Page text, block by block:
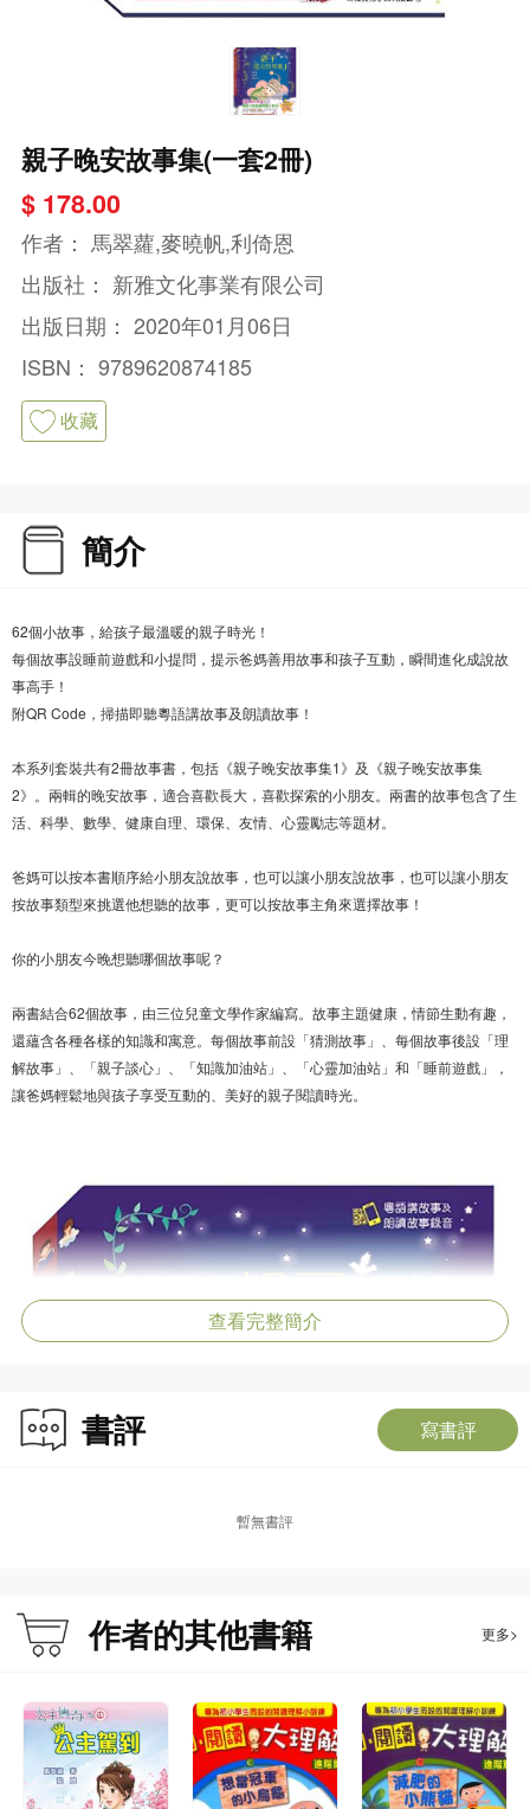
親子晚安故事集(一套2冊)
$ 178.00
作者： 馬翠蘿,麥曉帆,利倚恩
出版社： 新雅文化事業有限公司
出版日期： 2020年01月06日
ISBN： 9789620874185
收藏
簡介
62個小故事，給孩子最溫暖的親子時光！
每個故事設睡前遊戲和小提問，提示爸媽善用故事和孩子互動，瞬間進化成說故
事高手！
附QR Code，掃描即聽粵語講故事及朗讀故事！
本系列套裝共有2冊故事書，包括《親子晚安故事集1》及《親子晚安故事集
2》。兩輯的晚安故事，適合喜歡長大，喜歡探索的小朋友。兩書的故事包含了生
活、科學、數學、健康自理、環保、友情、心靈勵志等題材。
爸媽可以按本書順序給小朋友說故事，也可以讓小朋友說故事，也可以讓小朋友
按故事類型來挑選他想聽的故事，更可以按故事主角來選擇故事！
你的小朋友今晚想聽哪個故事呢？
兩書結合62個故事，由三位兒童文學作家編寫。故事主題健康，情節生動有趣，
還蘊含各種各樣的知識和寓意。每個故事前設「猜測故事」、每個故事後設「理
解故事」、「親子談心」、「知識加油站」、「心靈加油站」和「睡前遊戲」，
讓爸媽輕鬆地與孩子享受互動的、美好的親子閱讀時光。
查看完整簡介
書評 寫書評
暫無書評
作者的其他書籍 更多>